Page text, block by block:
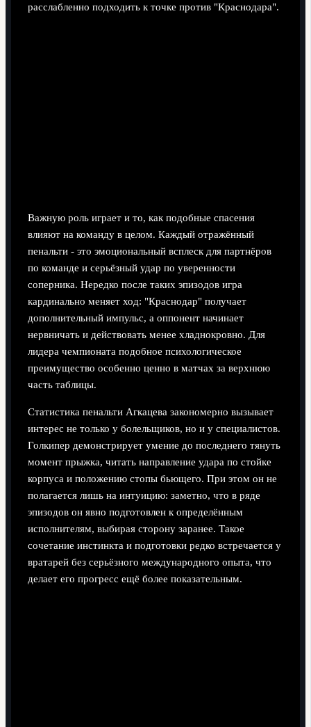
расслабленно подходить к точке против "Краснодара".
Важную роль играет и то, как подобные спасения
влияют на команду в целом. Каждый отражённый
пенальти - это эмоциональный всплеск для партнёров
по команде и серьёзный удар по уверенности
соперника. Нередко после таких эпизодов игра
кардинально меняет ход: "Краснодар" получает
дополнительный импульс, а оппонент начинает
нервничать и действовать менее хладнокровно. Для
лидера чемпионата подобное психологическое
преимущество особенно ценно в матчах за верхнюю
часть таблицы.
Статистика пенальти Агкацева закономерно вызывает
интерес не только у болельщиков, но и у специалистов.
Голкипер демонстрирует умение до последнего тянуть
момент прыжка, читать направление удара по стойке
корпуса и положению стопы бьющего. При этом он не
полагается лишь на интуицию: заметно, что в ряде
эпизодов он явно подготовлен к определённым
исполнителям, выбирая сторону заранее. Такое
сочетание инстинкта и подготовки редко встречается у
вратарей без серьёзного международного опыта, что
делает его прогресс ещё более показательным.